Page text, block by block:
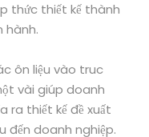
thức thiết kế thành
hành.
ôn liệu vào truc
vài giúp doanh
ra thiết kế đề xuất
đến doanh nghiệp.